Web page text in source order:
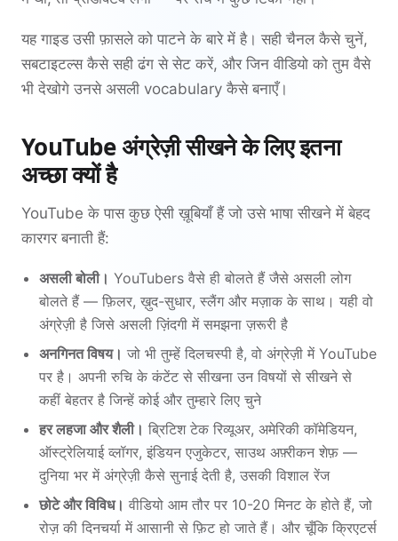
यह गाइड उसी फ़ासले को पाटने के बारे में है। सही चैनल कैसे चुनें,
सबटाइटल्स कैसे सही ढंग से सेट करें, और जिन वीडियो को तुम वैसे
भी देखोगे उनसे असली vocabulary कैसे बनाएँ।
YouTube अंग्रेज़ी सीखने के लिए इतना
अच्छा क्यों है
YouTube के पास कुछ ऐसी ख़ूबियाँ हैं जो उसे भाषा सीखने में बेहद
कारगर बनाती हैं:
असली बोली। YouTubers वैसे ही बोलते हैं जैसे असली लोग
बोलते हैं — फ़िलर, ख़ुद-सुधार, स्लैंग और मज़ाक के साथ। यही वो
अंग्रेज़ी है जिसे असली ज़िंदगी में समझना ज़रूरी है
अनगिनत विषय। जो भी तुम्हें दिलचस्पी है, वो अंग्रेज़ी में YouTube
पर है। अपनी रुचि के कंटेंट से सीखना उन विषयों से सीखने से
कहीं बेहतर है जिन्हें कोई और तुम्हारे लिए चुने
हर लहजा और शैली। ब्रिटिश टेक रिव्यूअर, अमेरिकी कॉमेडियन,
ऑस्ट्रेलियाई व्लॉगर, इंडियन एजुकेटर, साउथ अफ़्रीकन शेफ़ —
दुनिया भर में अंग्रेज़ी कैसे सुनाई देती है, उसकी विशाल रेंज
छोटे और विविध। वीडियो आम तौर पर 10-20 मिनट के होते हैं, जो
रोज़ की दिनचर्या में आसानी से फ़िट हो जाते हैं। और चूँकि क्रिएटर्स